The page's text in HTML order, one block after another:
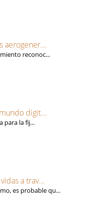
aerogener...
reconoc...
digit...
para la fij...
a trav...
es probable qu...